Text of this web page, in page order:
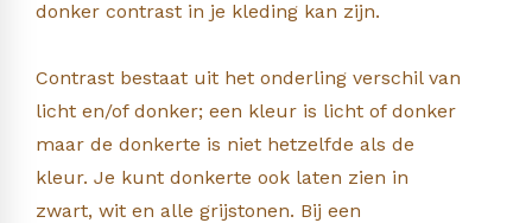
donker contrast in je kleding kan zijn.
Contrast bestaat uit het onderling verschil van
licht en/of donker; een kleur is licht of donker
maar de donkerte is niet hetzelfde als de
kleur. Je kunt donkerte ook laten zien in
zwart, wit en alle grijstonen. Bij een